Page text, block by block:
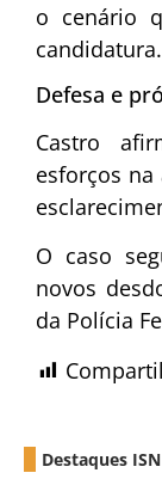
o cenário
candidatura.
Defesa e
Castro
esforços na
O caso
novos
da Polícia
Destaques ISN